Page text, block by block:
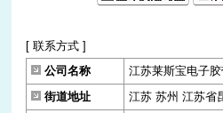
[ 联系方式 ]
公司名称
江苏莱斯宝电子
街道地址
江苏 苏州 江苏省